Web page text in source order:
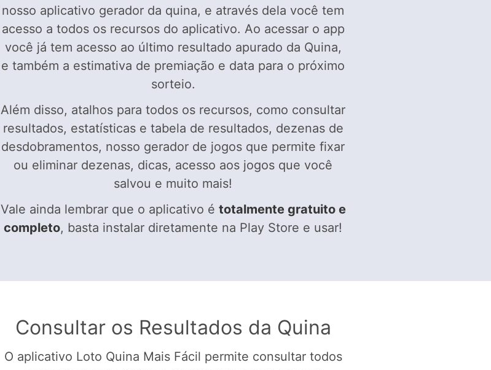
nosso aplicativo gerador da quina, e através dela você tem
acesso a todos os recursos do aplicativo. Ao acessar o app
você já tem acesso ao último resultado apurado da Quina,
e também a estimativa de premiação e data para o próximo
sorteio.
Além disso, atalhos para todos os recursos, como consultar
resultados, estatísticas e tabela de resultados, dezenas de
desdobramentos, nosso gerador de jogos que permite fixar
ou eliminar dezenas, dicas, acesso aos jogos que você
salvou e muito mais!
Vale ainda lembrar que o aplicativo é totalmente gratuito e
completo, basta instalar diretamente na Play Store e usar!
Consultar os Resultados da Quina
O aplicativo Loto Quina Mais Fácil permite consultar todos